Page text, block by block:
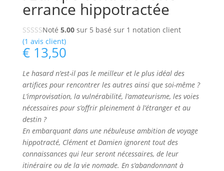
errance hippotractée
Noté 5.00sur 5 basé sur 1 notation client
(1 avis client)
€13,50
Le hasard n’est-il pas le meilleur et le plus idéal des
artifices pour rencontrer les autres ainsi que soi-même ?
L’improvisation, la vulnérabilité, l’amateurisme, les voies
nécessaires pour s’offrir pleinement à l’étranger et au
destin ?
En embarquant dans une nébuleuse ambition de voyage
hippotracté, Clément et Damien ignorent tout des
connaissances qui leur seront nécessaires, de leur
itinéraire ou de la vie nomade. En s’abandonnant à